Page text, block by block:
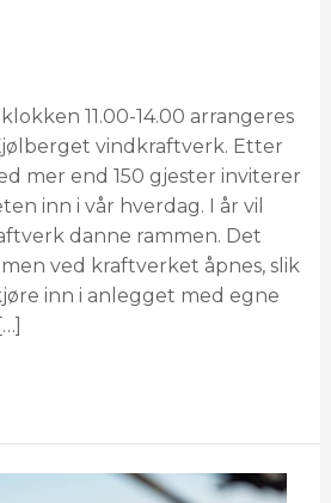
11.00-14.00 arrangeres
vindkraftverk. Etter
mer end 150 gjester inviterer
inn i vår hverdag. I år vil
danne rammen. Det
ved kraftverket åpnes, slik
inn i anlegget med egne